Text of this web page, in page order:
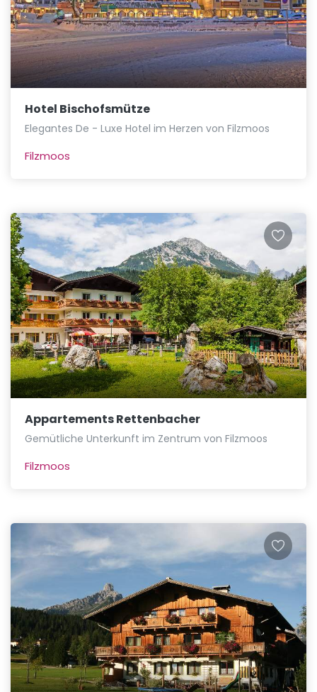
Hotel Bischofsmütze
Elegantes De - Luxe Hotel im Herzen von Filzmoos
Filzmoos
Appartements Rettenbacher
Gemütliche Unterkunft im Zentrum von Filzmoos
Filzmoos